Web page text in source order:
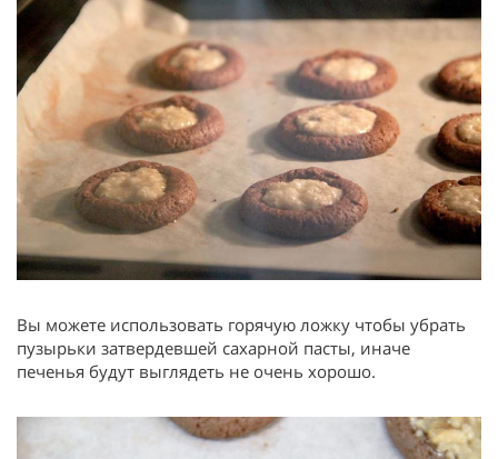
Вы можете использовать горячую ложку чтобы убрать
пузырьки затвердевшей сахарной пасты, иначе
печенья будут выглядеть не очень хорошо.